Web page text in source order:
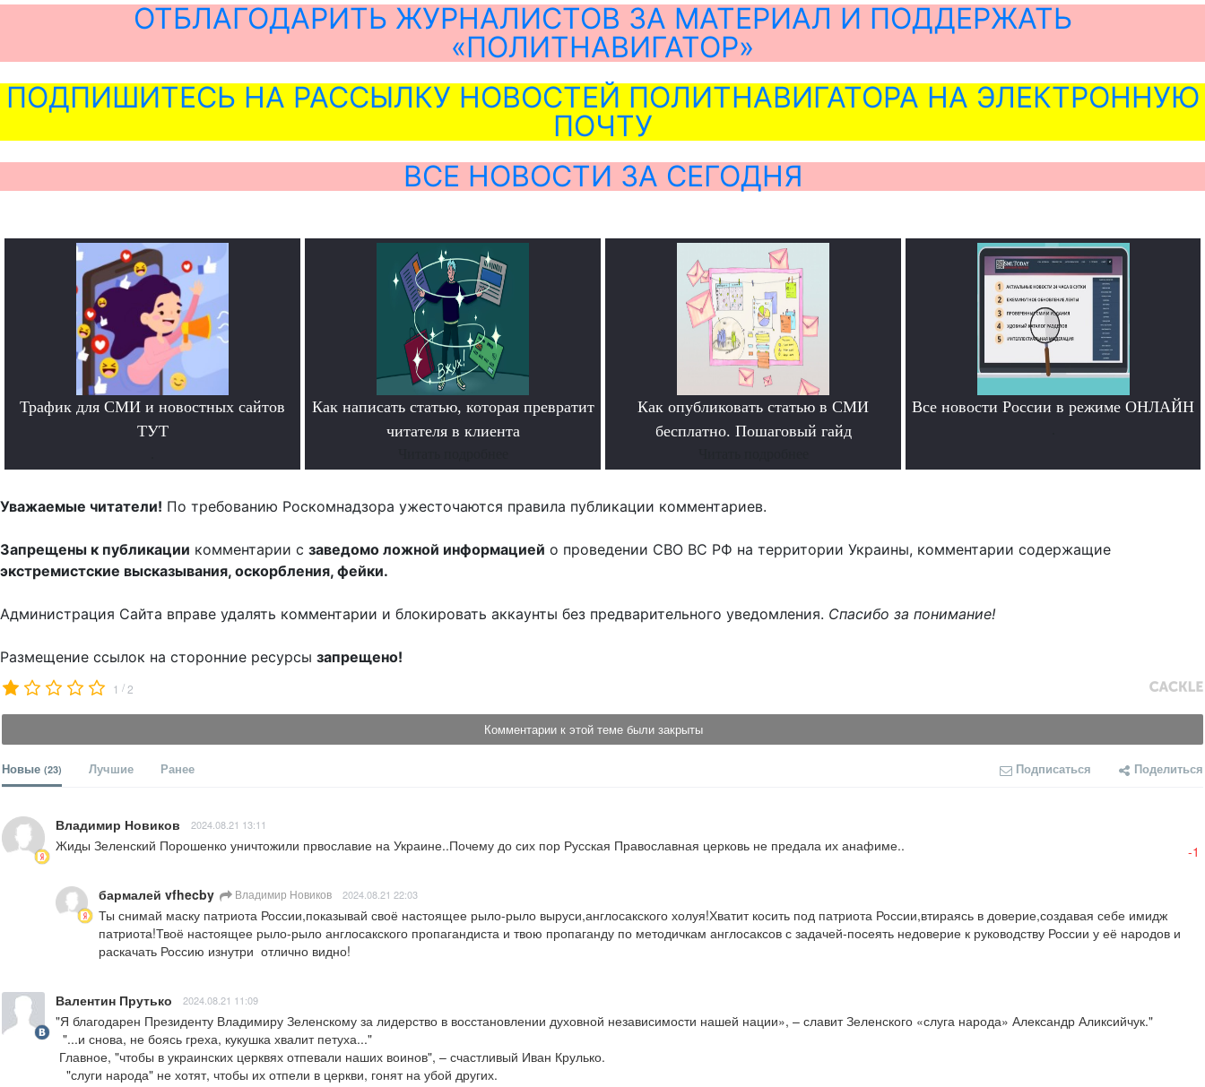
ОТБЛАГОДАРИТЬ ЖУРНАЛИСТОВ ЗА МАТЕРИАЛ И ПОДДЕРЖАТЬ
«ПОЛИТНАВИГАТОР»
ПОДПИШИТЕСЬ НА РАССЫЛКУ НОВОСТЕЙ ПОЛИТНАВИГАТОРА НА ЭЛЕКТРОННУЮ
ПОЧТУ
ВСЕ НОВОСТИ ЗА СЕГОДНЯ
Трафик для СМИ и новостных сайтов
ТУТ
Как написать статью, которая превратит
читателя в клиента
Как опубликовать статью в СМИ
бесплатно. Пошаговый гайд
Все новости России в режиме ОНЛАЙН
Уважаемые читатели! По требованию Роскомнадзора ужесточаются правила публикации комментариев.
Запрещены к публикации комментарии с заведомо ложной информацией о проведении СВО ВС РФ на территории Украины, комментарии содержащие
экстремистские высказывания, оскорбления, фейки.
Администрация Сайта вправе удалять комментарии и блокировать аккаунты без предварительного уведомления. Спасибо за понимание!
Размещение ссылок на сторонние ресурсы запрещено!
1 /2
Комментарии к этой теме были закрыты
Новые (23) Лучшие Ранее Подписаться Поделиться
Владимир Новиков 2024.08.21 13:11
Жиды Зеленский Порошенко уничтожили првославие на Украине..Почему до сих пор Русская Православная церковь не предала их анафиме.. -1
бармалей vfhecby Владимир Новиков 2024.08.21 22:03
Ты снимай маску патриота России,показывай своё настоящее рыло-рыло выруси,англосакского холуя!Хватит косить под патриота России,втираясь в доверие,создавая себе имидж
патриота!Твоё настоящее рыло-рыло англосакского пропагандиста и твою пропаганду по методичкам англосаксов с задачей-посеять недоверие к руководству России у её народов и
раскачать Россию изнутри  отлично видно!
Валентин Прутько 2024.08.21 11:09
"Я благодарен Президенту Владимиру Зеленскому за лидерство в восстановлении духовной независимости нашей нации», – славит Зеленского «слуга народа» Александр Аликсийчук."
   "слуги народа" не хотят, чтобы их отпели в церкви, гонят на убой других.